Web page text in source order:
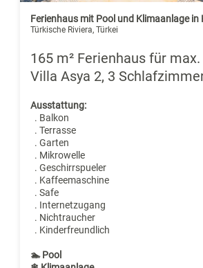
Ferienhaus mit Pool und Klimaanlage in
Türkische Riviera, Türkei
165 m² Ferienhaus für
Villa Asya 2, 3
Ausstattung:
. Balkon
. Terrasse
. Garten
. Mikrowelle
. Geschirrspueler
. Kaffeemaschine
. Safe
. Internetzugang
. Nichtraucher
. Kinderfreundlich
🏊 Pool